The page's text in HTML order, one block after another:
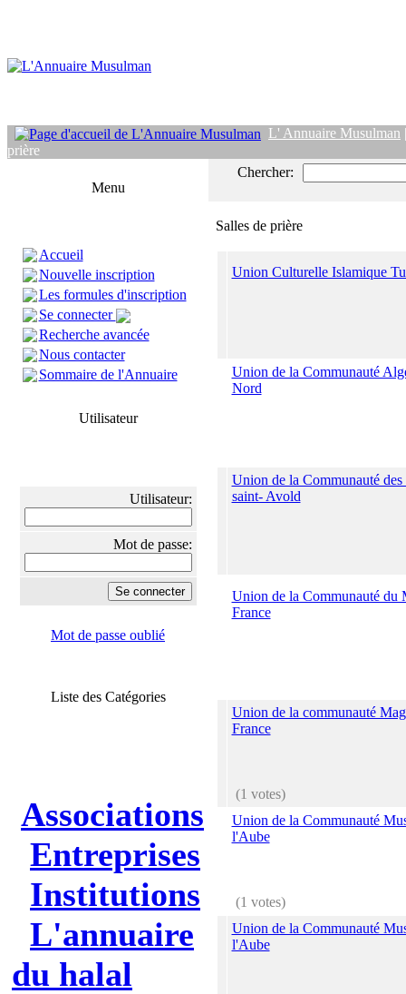
L' Annuaire Musulman
prière
Menu
Accueil
Nouvelle inscription
Les formules d'inscription
Se connecter
Recherche avancée
Nous contacter
Sommaire de l'Annuaire
Utilisateur
Utilisateur:
Mot de passe:
Mot de passe oublié
Liste des Catégories
Associations
Entreprises
Institutions
L'annuaire
du halal
Chercher:
Salles de prière
Union Culturelle Islamique
Union de la Communauté
Nord
Union de la Communauté
saint- Avold
Union de la Communauté du
France
Union de la communauté
France
(1 votes)
Union de la Communauté
l'Aube
(1 votes)
Union de la Communauté
l'Aube